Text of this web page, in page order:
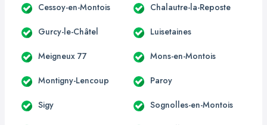
Cessoy-en-Montois Chalautre-la-Reposte
Gurcy-le-Châtel Luisetaines
Meigneux 77 Mons-en-Montois
Montigny-Lencoup Paroy
Sigy Sognolles-en-Montois